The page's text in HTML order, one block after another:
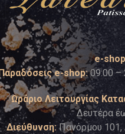
e-
e-shop:09:00 –
Ωράριο Λειτουργίας
Δευτέρα
Διεύθυνση: Πανόρμου 101,